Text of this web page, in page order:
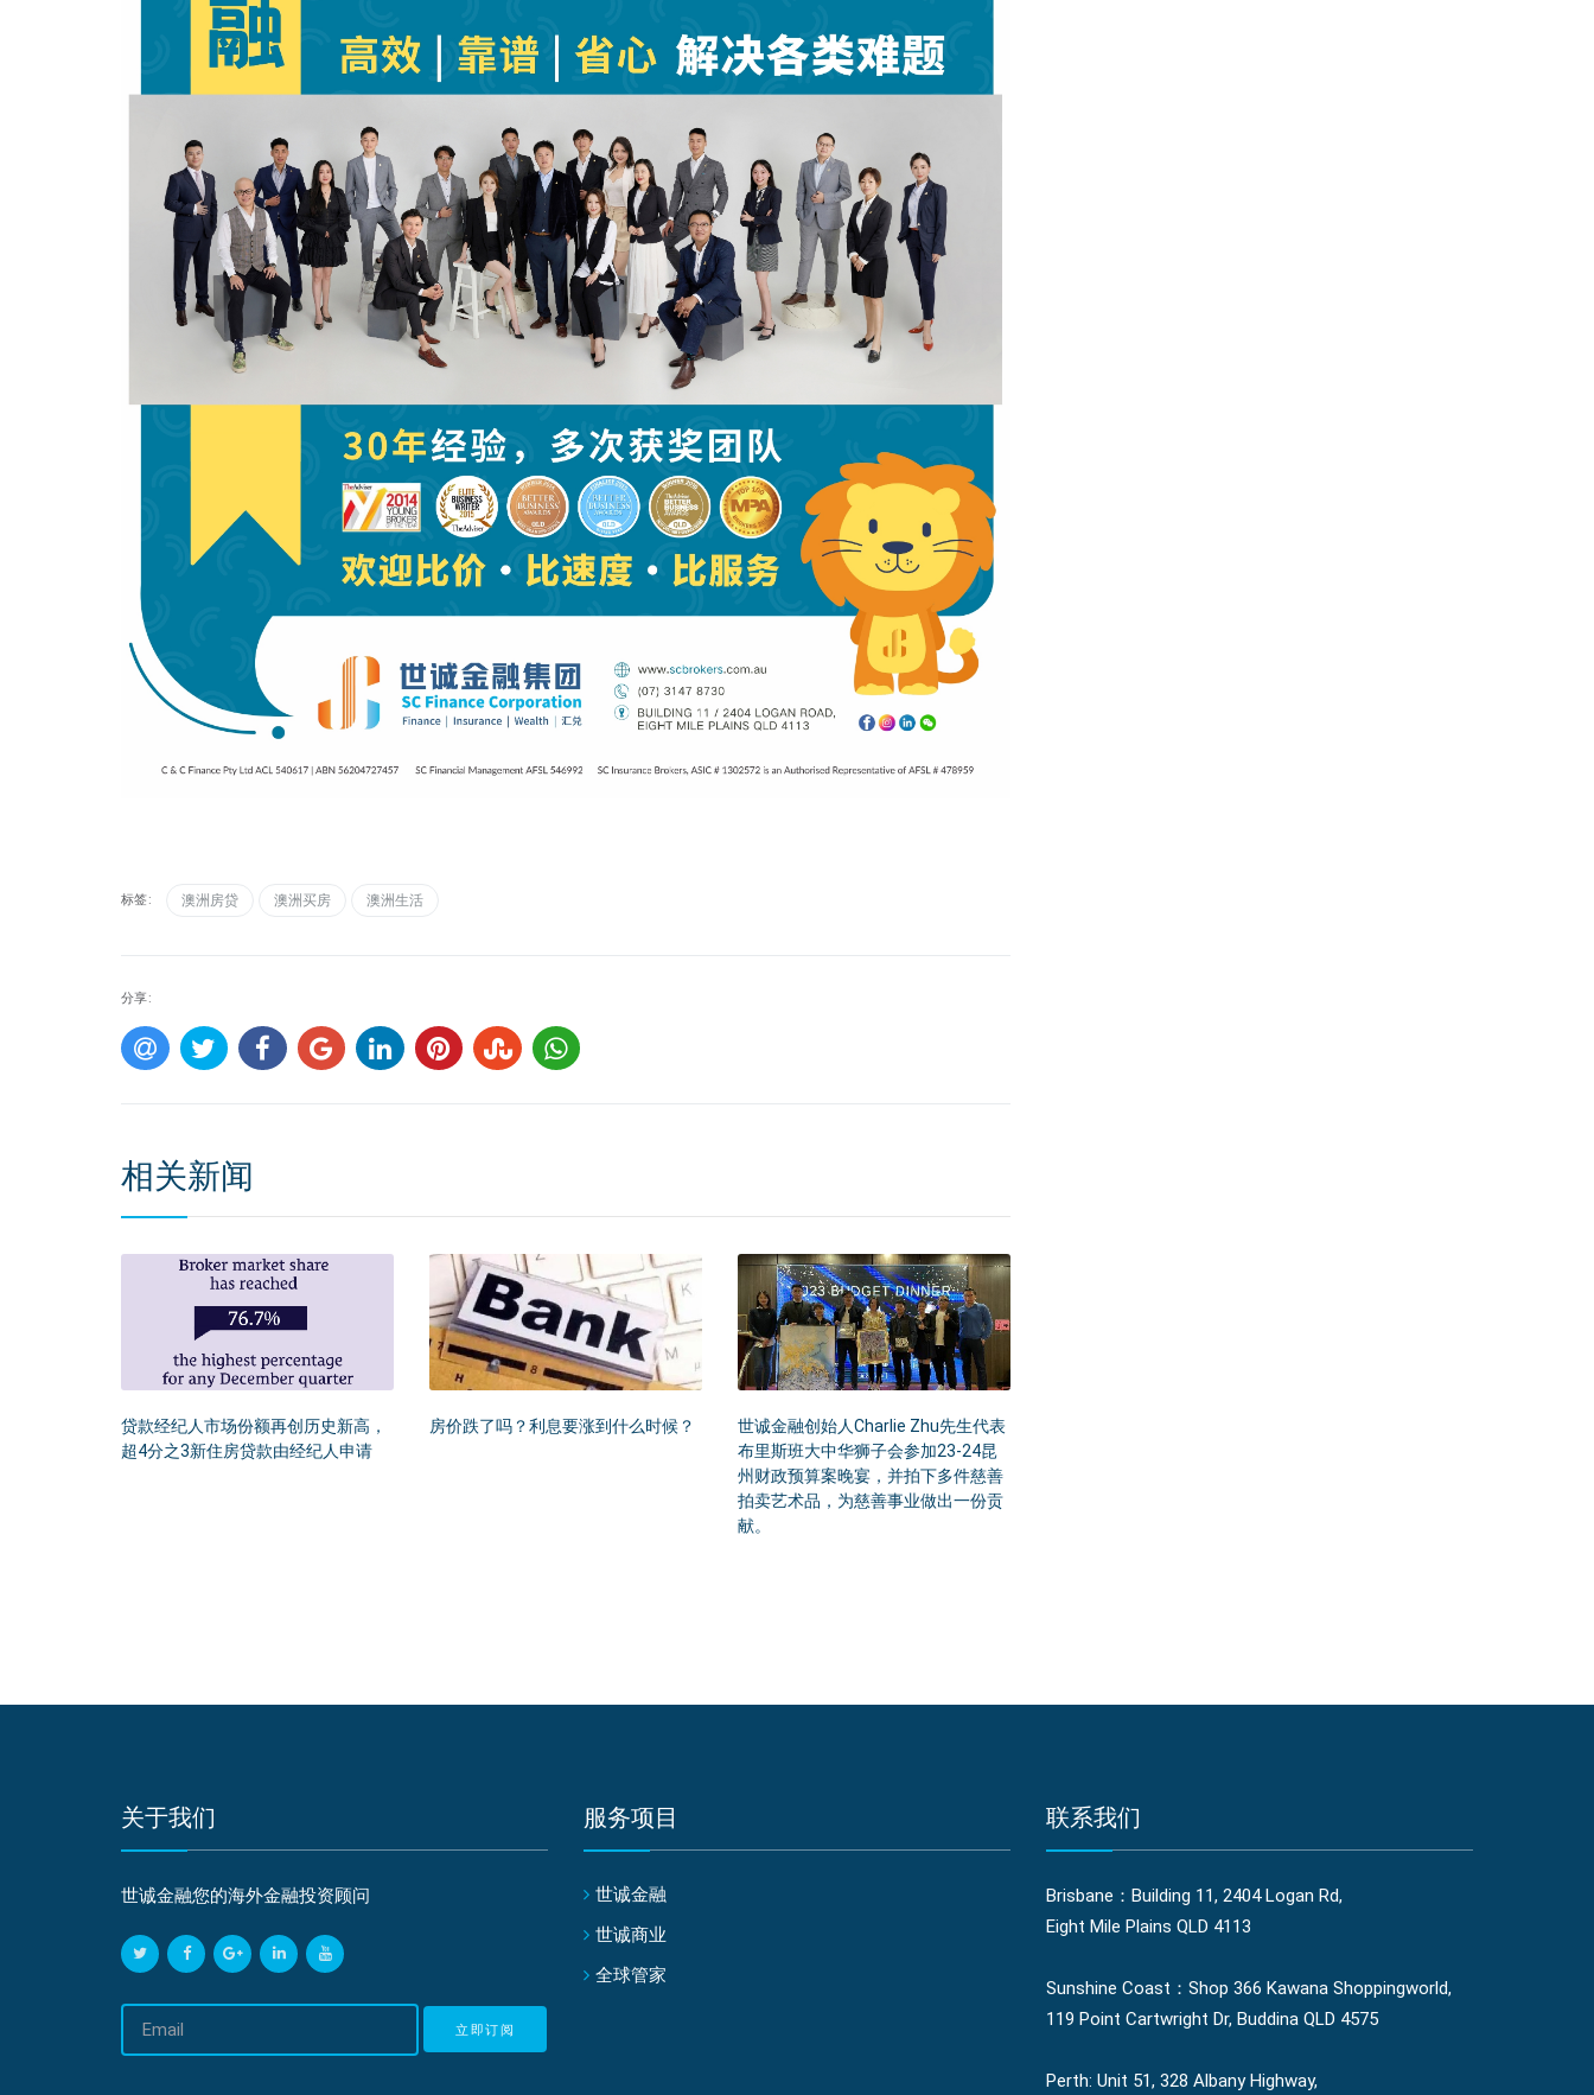
标签: 澳洲房贷 澳洲买房 澳洲生活
分享:
相关新闻
贷款经纪人市场份额再创历史新高，
超4分之3新住房贷款由经纪人申请
房价跌了吗？利息要涨到什么时候？
世诚金融创始人Charlie Zhu先生代表
布里斯班大中华狮子会参加23-24昆
州财政预算案晚宴，并拍下多件慈善
拍卖艺术品，为慈善事业做出一份贡
献。
关于我们
世诚金融您的海外金融投资顾问
立即订阅
服务项目
世诚金融
世诚商业
全球管家
联系我们
Brisbane：Building 11, 2404 Logan Rd,
Eight Mile Plains QLD 4113
Sunshine Coast：Shop 366 Kawana Shoppingworld,
119 Point Cartwright Dr, Buddina QLD 4575
Perth: Unit 51, 328 Albany Highway,